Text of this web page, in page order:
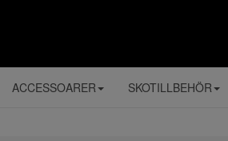
ACCESSOARER SKOTILLBEHÖR